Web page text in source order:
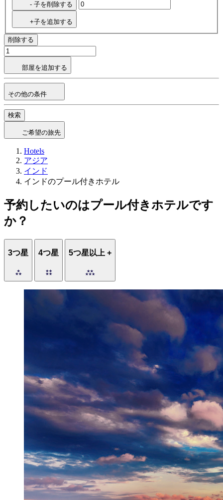
- 子を削除する
+子を追加する
削除する
部屋を追加する
その他の条件
検索
ご希望の旅先
Hotels
アジア
インド
インドのプール付きホテル
予約したいのはプール付きホテルです
か？
3つ星 4つ星 5つ星以上 +